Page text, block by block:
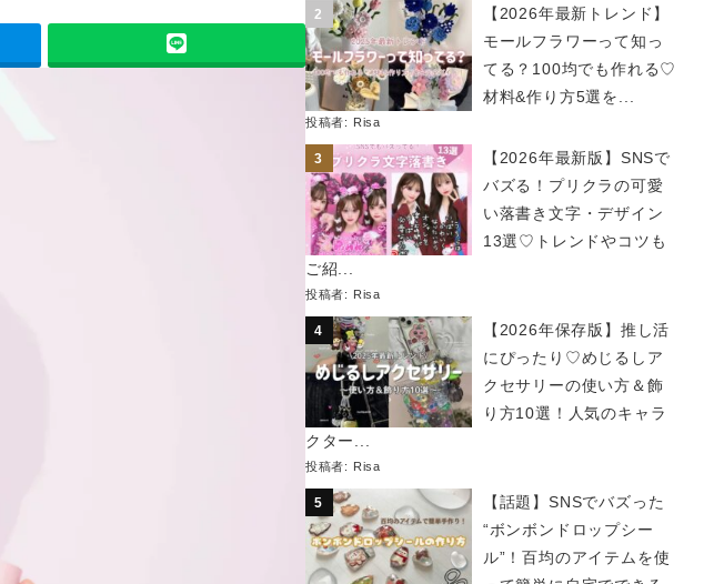
【2026年最新トレンド】
モールフラワーって知っ
てる？100均でも作れる♡
材料&作り方5選を...
投稿者: Risa
【2026年最新版】SNSで
バズる！プリクラの可愛
い落書き文字・デザイン
13選♡トレンドやコツも
ご紹...
投稿者: Risa
【2026年保存版】推し活
にぴったり♡めじるしア
クセサリーの使い方＆飾
り方10選！人気のキャラ
クター...
投稿者: Risa
【話題】SNSでバズった
“ボンボンドロップシー
ル”！百均のアイテムを使